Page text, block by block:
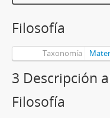
Filosofía
Taxonomía
3 Descripción
Filosofía